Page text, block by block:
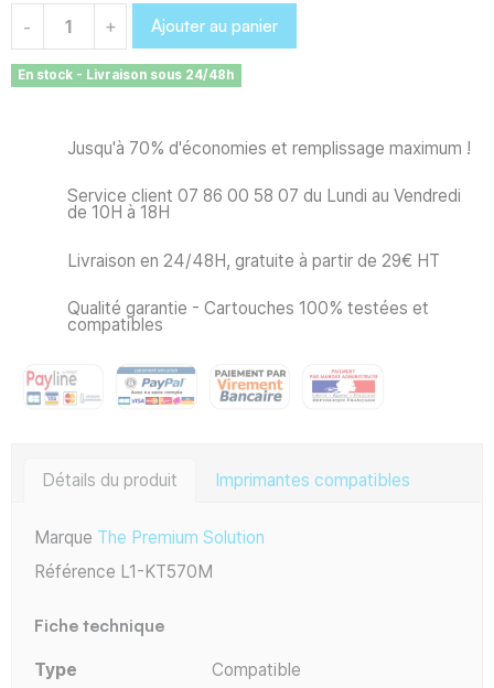
- + Ajouter au panier
En stock - Livraison sous 24/48h
Jusqu'à 70% d'économies et remplissage maximum !
Service client 07 86 00 58 07 du Lundi au Vendredi
de 10H à 18H
Livraison en 24/48H, gratuite à partir de 29€ HT
Qualité garantie - Cartouches 100% testées et
compatibles
Détails du produit Imprimantes compatibles
Marque The Premium Solution
Référence L1-KT570M
Fiche technique
Type Compatible